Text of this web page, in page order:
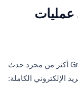
عمليات
يلتقط تتبع البريد الإلكتروني الحديث في Gmail أكثر من مجرد حدث
الإلكتروني الكاملة: